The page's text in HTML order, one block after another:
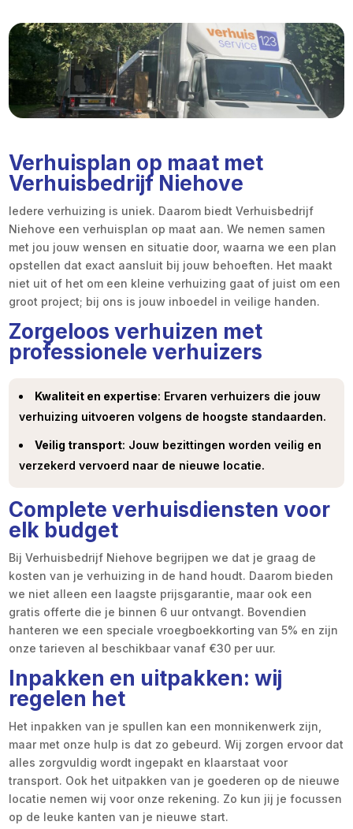
Verhuisplan op maat met
Verhuisbedrijf Niehove
Iedere verhuizing is uniek. Daarom biedt Verhuisbedrijf
Niehove een verhuisplan op maat aan. We nemen samen
met jou jouw wensen en situatie door, waarna we een plan
opstellen dat exact aansluit bij jouw behoeften. Het maakt
niet uit of het om een kleine verhuizing gaat of juist om een
groot project; bij ons is jouw inboedel in veilige handen.
Zorgeloos verhuizen met
professionele verhuizers
Kwaliteit en expertise: Ervaren verhuizers die jouw
verhuizing uitvoeren volgens de hoogste standaarden.
Veilig transport: Jouw bezittingen worden veilig en
verzekerd vervoerd naar de nieuwe locatie.
Complete verhuisdiensten voor
elk budget
Bij Verhuisbedrijf Niehove begrijpen we dat je graag de
kosten van je verhuizing in de hand houdt. Daarom bieden
we niet alleen een laagste prijsgarantie, maar ook een
gratis offerte die je binnen 6 uur ontvangt. Bovendien
hanteren we een speciale vroegboekkorting van 5% en zijn
onze tarieven al beschikbaar vanaf €30 per uur.
Inpakken en uitpakken: wij
regelen het
Het inpakken van je spullen kan een monnikenwerk zijn,
maar met onze hulp is dat zo gebeurd. Wij zorgen ervoor dat
alles zorgvuldig wordt ingepakt en klaarstaat voor
transport. Ook het uitpakken van je goederen op de nieuwe
locatie nemen wij voor onze rekening. Zo kun jij je focussen
op de leuke kanten van je nieuwe start.